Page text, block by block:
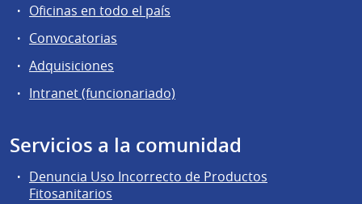
Oficinas en todo el país
Convocatorias
Adquisiciones
Intranet (funcionariado)
Servicios a la comunidad
Denuncia Uso Incorrecto de Productos
Fitosanitarios